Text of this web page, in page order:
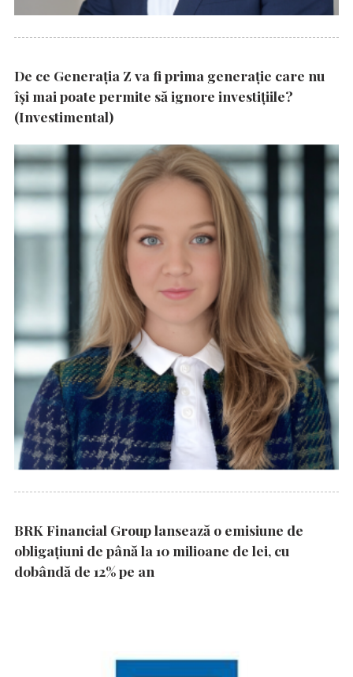
De ce Generația Z va fi prima generație care nu
își mai poate permite să ignore investițiile?
(Investimental)
BRK Financial Group lansează o emisiune de
obligațiuni de până la 10 milioane de lei, cu
dobândă de 12% pe an